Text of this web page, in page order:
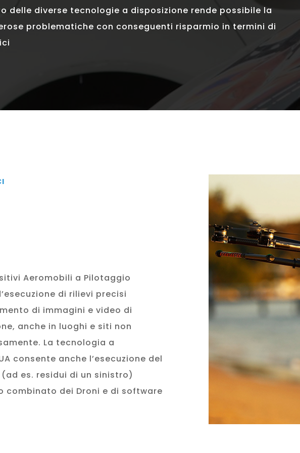
delle diverse tecnologie a disposizione rende possibile la
problematiche con conseguenti risparmio in termini di
Aeromobili a Pilotaggio
di rilievi precisi
di immagini e video di
anche in luoghi e siti non
La tecnologia a
consente anche l’esecuzione del
es. residui di un sinistro)
combinato dei Droni e di software